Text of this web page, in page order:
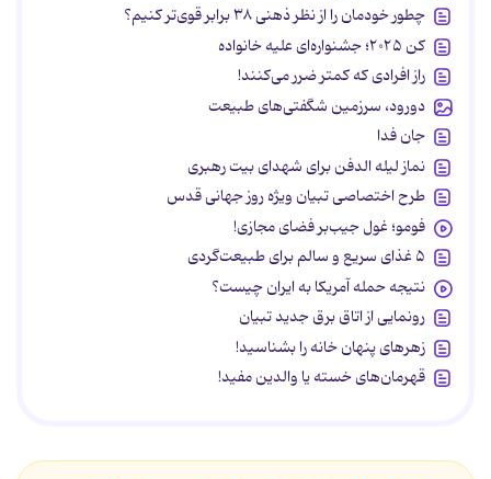
چطور خودمان را از نظر ذهنی ۳۸ برابر قوی‌تر کنیم؟
کن ۲۰۲۵؛ جشنواره‌ای علیه خانواده
راز افرادی که کمتر ضرر می‌کنند!
دورود، سرزمین شگفتی‌های طبیعت
جان فدا
نماز لیله الدفن برای شهدای بیت رهبری
طرح اختصاصی تبیان ویژه روز جهانی قدس
فومو؛ غول جیب‌بر فضای مجازی!
۵ غذای سریع و سالم برای طبیعت‌گردی
نتیجه حمله آمریکا به ایران چیست؟
رونمایی از اتاق برق جدید تبیان
زهرهای پنهان خانه را بشناسید!
قهرمان‌های خسته یا والدین مفید!